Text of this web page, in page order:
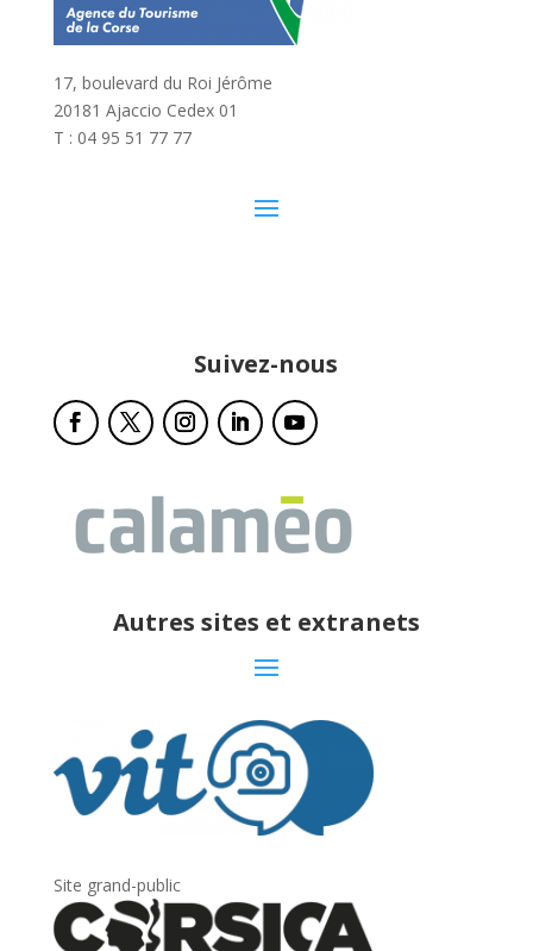
17, boulevard du Roi Jérôme
20181 Ajaccio Cedex 01
T : 04 95 51 77 77
Suivez-nous
Autres sites et extranets
Site grand-public